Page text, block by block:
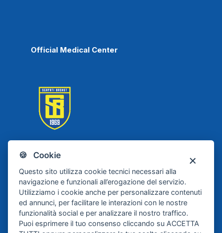
🍪 Cookie
Questo sito utilizza cookie tecnici necessari alla
navigazione e funzionali all’erogazione del servizio.
Utilizziamo i cookie anche per personalizzare contenuti
ed annunci, per facilitare le interazioni con le nostre
funzionalità social e per analizzare il nostro traffico.
Puoi esprimere il tuo consenso cliccando su ACCETTA
Official Medical Center
Scafati Basket